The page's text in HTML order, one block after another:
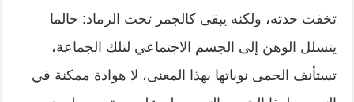
تخفت حدته، ولكنه يبقى كالجمر تحت الرماد: حالما
يتسلل الوهن إلى الجسم الاجتماعي لتلك الجماعة،
تستأنف الحمى نوباتها بهذا المعنى، لا هوادة ممكنة في